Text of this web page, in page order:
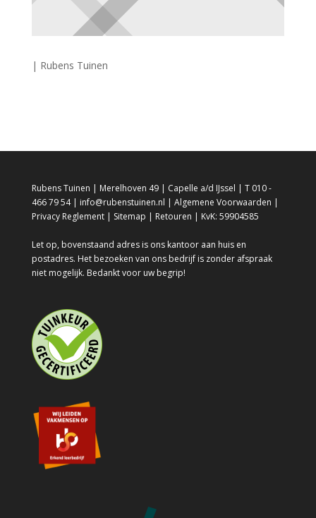
| Rubens Tuinen
Rubens Tuinen | Merelhoven 49 | Capelle a/d IJssel | T 010 -
466 79 54 | info@rubenstuinen.nl | Algemene Voorwaarden |
Privacy Reglement| Sitemap | Retouren | KvK: 59904585
Let op, bovenstaand adres is ons kantoor aan huis en
postadres. Het bezoeken van ons bedrijf is zonder afspraak
niet mogelijk. Bedankt voor uw begrip!